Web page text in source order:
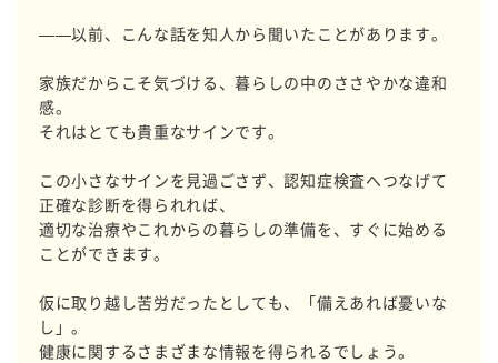
——以前、こんな話を知人から聞いたことがあります。
家族だからこそ気づける、暮らしの中のささやかな違和
感。
それはとても貴重なサインです。
この小さなサインを見過ごさず、認知症検査へつなげて
正確な診断を得られれば、
適切な治療やこれからの暮らしの準備を、すぐに始める
ことができます。
仮に取り越し苦労だったとしても、「備えあれば憂いな
し」。
健康に関するさまざまな情報を得られるでしょう。